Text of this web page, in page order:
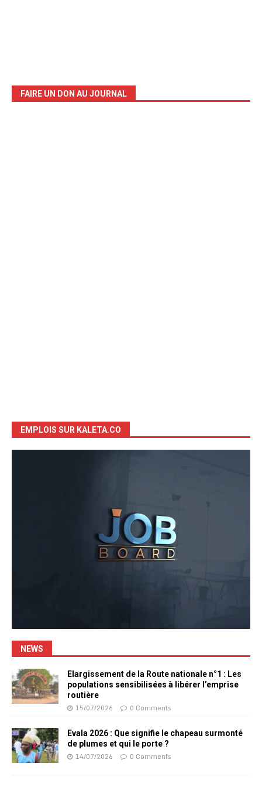
FAIRE UN DON AU JOURNAL
EMPLOIS SUR KALETA.CO
NEWS
Elargissement de la Route nationale n°1 : Les
populations sensibilisées à libérer l’emprise
routière
15/07/2026 0 Comments
Evala 2026 : Que signifie le chapeau surmonté
de plumes et qui le porte ?
14/07/2026 0 Comments